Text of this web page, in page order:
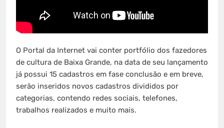
O Portal da Internet vai conter portfólio dos fazedores
de cultura de Baixa Grande, na data de seu lançamento
já possui 15 cadastros em fase conclusão e em breve,
serão inseridos novos cadastros divididos por
categorias, contendo redes sociais, telefones,
trabalhos realizados e muito mais.